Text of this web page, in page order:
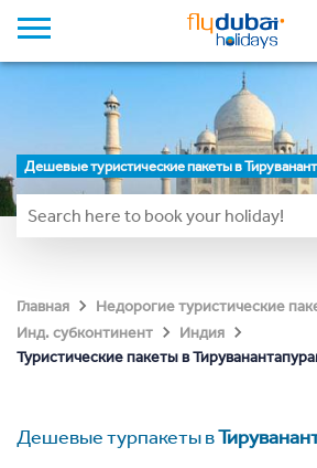
Дешевые туристические пакеты в
Главная
Недорогие туристические
Инд. субконтинент
Индия
Туристические пакеты в
Дешевые турпакеты в